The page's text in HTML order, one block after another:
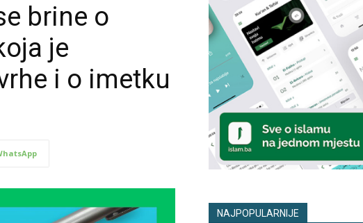
brine o
je
i o imetku
NAJPOPULARNIJE